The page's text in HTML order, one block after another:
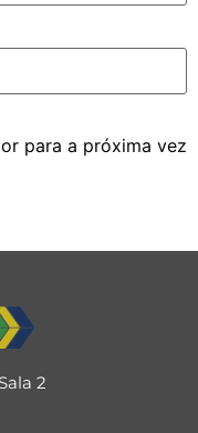
para a próxima vez
2